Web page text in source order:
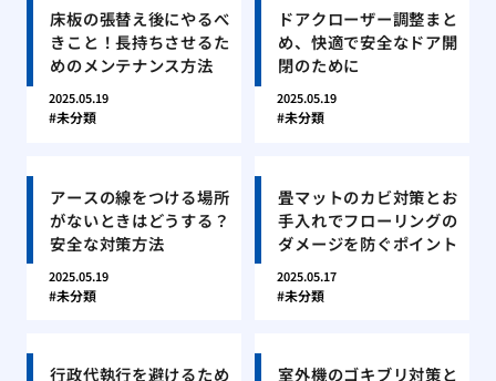
床板の張替え後にやるべ
きこと！長持ちさせるた
めのメンテナンス方法
2025.05.19
未分類
ドアクローザー調整まと
め、快適で安全なドア開
閉のために
2025.05.19
未分類
アースの線をつける場所
がないときはどうする？
安全な対策方法
2025.05.19
未分類
畳マットのカビ対策とお
手入れでフローリングの
ダメージを防ぐポイント
2025.05.17
未分類
行政代執行を避けるため 室外機のゴキブリ対策と